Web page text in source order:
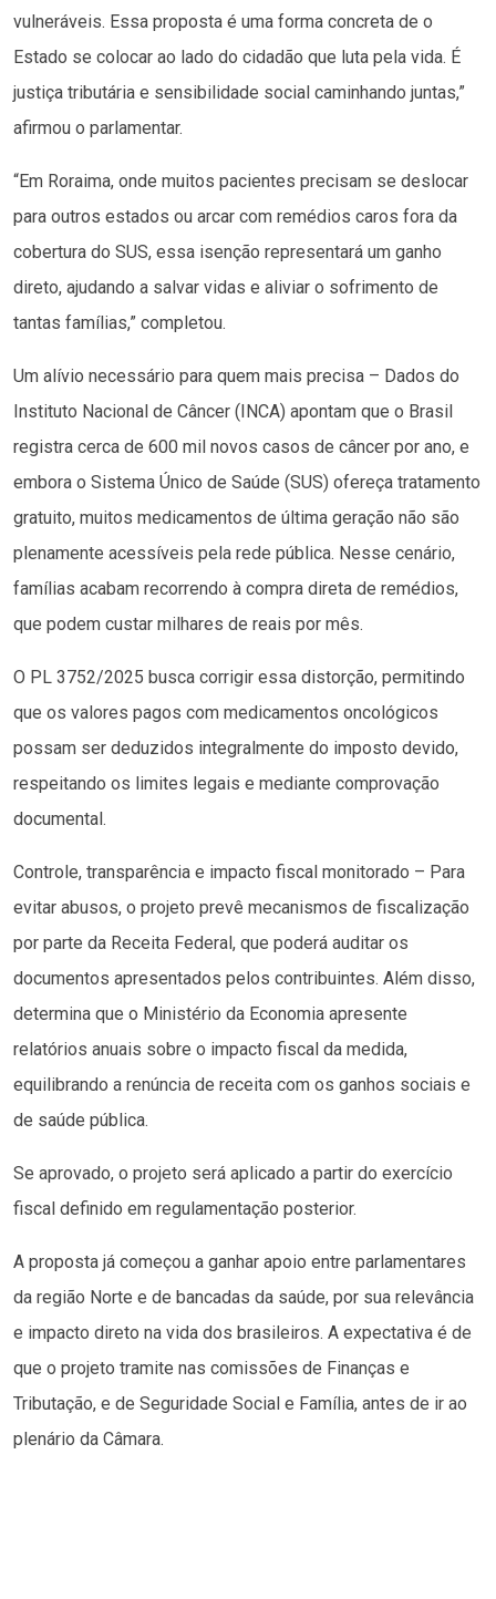
vulneráveis. Essa proposta é uma forma concreta de o
Estado se colocar ao lado do cidadão que luta pela vida. É
justiça tributária e sensibilidade social caminhando juntas,”
afirmou o parlamentar.
“Em Roraima, onde muitos pacientes precisam se deslocar
para outros estados ou arcar com remédios caros fora da
cobertura do SUS, essa isenção representará um ganho
direto, ajudando a salvar vidas e aliviar o sofrimento de
tantas famílias,” completou.
Um alívio necessário para quem mais precisa – Dados do
Instituto Nacional de Câncer (INCA) apontam que o Brasil
registra cerca de 600 mil novos casos de câncer por ano, e
embora o Sistema Único de Saúde (SUS) ofereça tratamento
gratuito, muitos medicamentos de última geração não são
plenamente acessíveis pela rede pública. Nesse cenário,
famílias acabam recorrendo à compra direta de remédios,
que podem custar milhares de reais por mês.
O PL 3752/2025 busca corrigir essa distorção, permitindo
que os valores pagos com medicamentos oncológicos
possam ser deduzidos integralmente do imposto devido,
respeitando os limites legais e mediante comprovação
documental.
Controle, transparência e impacto fiscal monitorado – Para
evitar abusos, o projeto prevê mecanismos de fiscalização
por parte da Receita Federal, que poderá auditar os
documentos apresentados pelos contribuintes. Além disso,
determina que o Ministério da Economia apresente
relatórios anuais sobre o impacto fiscal da medida,
equilibrando a renúncia de receita com os ganhos sociais e
de saúde pública.
Se aprovado, o projeto será aplicado a partir do exercício
fiscal definido em regulamentação posterior.
A proposta já começou a ganhar apoio entre parlamentares
da região Norte e de bancadas da saúde, por sua relevância
e impacto direto na vida dos brasileiros. A expectativa é de
que o projeto tramite nas comissões de Finanças e
Tributação, e de Seguridade Social e Família, antes de ir ao
plenário da Câmara.